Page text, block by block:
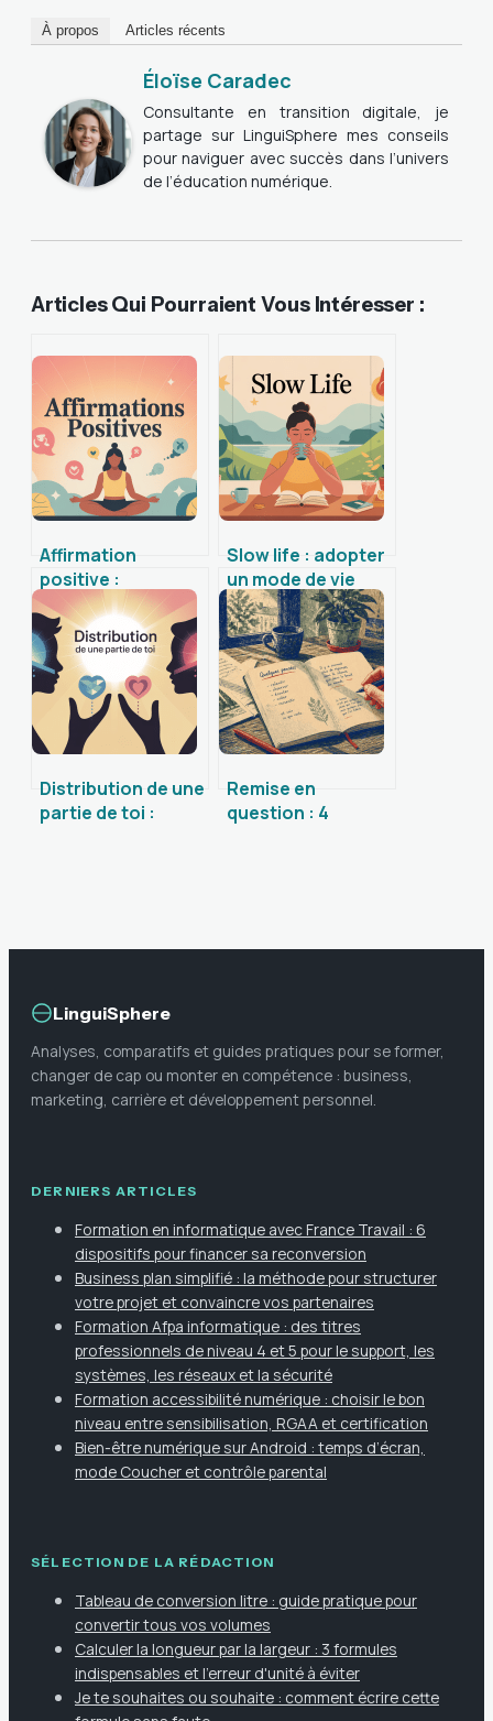
À propos Articles récents
Éloïse Caradec
Consultante en transition digitale, je
partage sur LinguiSphere mes conseils
pour naviguer avec succès dans l’univers
de l’éducation numérique.
Articles Qui Pourraient Vous Intéresser :
Affirmation
positive :
comment les
utiliser
efficacement au
quotidien
Slow life : adopter
un mode de vie
plus doux et plus
conscient
Distribution de une
partie de toi :
Remise en
question : 4
LinguiSphere
Analyses, comparatifs et guides pratiques pour se former,
changer de cap ou monter en compétence : business,
marketing, carrière et développement personnel.
DERNIERS ARTICLES
Formation en informatique avec France Travail : 6
dispositifs pour financer sa reconversion
Business plan simplifié : la méthode pour structurer
votre projet et convaincre vos partenaires
Formation Afpa informatique : des titres
professionnels de niveau 4 et 5 pour le support, les
systèmes, les réseaux et la sécurité
Formation accessibilité numérique : choisir le bon
niveau entre sensibilisation, RGAA et certification
Bien-être numérique sur Android : temps d’écran,
mode Coucher et contrôle parental
SÉLECTION DE LA RÉDACTION
Tableau de conversion litre : guide pratique pour
convertir tous vos volumes
Calculer la longueur par la largeur : 3 formules
indispensables et l'erreur d'unité à éviter
Je te souhaites ou souhaite : comment écrire cette